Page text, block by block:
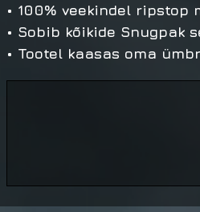
• 100% veekindel ripstop
• Sobib kõikide Snugpak
• Tootel kaasas oma